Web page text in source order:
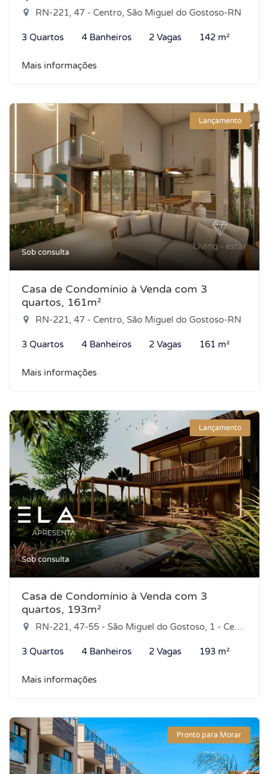
RN-221, 47 - Centro, São Miguel do Gostoso-RN
3 Quartos 4 Banheiros 2 Vagas 142 m²
Mais informações
Lançamento
Sob consulta
Casa de Condomínio à Venda com 3
quartos, 161m²
RN-221, 47 - Centro, São Miguel do Gostoso-RN
3 Quartos 4 Banheiros 2 Vagas 161 m²
Mais informações
Lançamento
Sob consulta
Casa de Condomínio à Venda com 3
quartos, 193m²
RN-221, 47-55 - São Miguel do Gostoso, 1 - Centro, São Miguel do Gostoso-RN
3 Quartos 4 Banheiros 2 Vagas 193 m²
Mais informações
Pronto para Morar